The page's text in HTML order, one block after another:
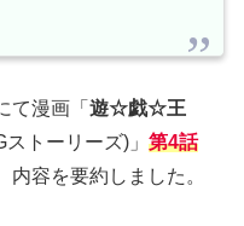
て漫画「 遊☆戯☆王
ストーリーズ)」 第4話
内容を要約しました。